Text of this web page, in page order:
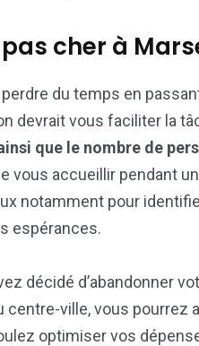
cher à
du temps en
devrait vous faciliter la
que le nombre de
vous accueillir pendant
notamment pour
espérances.
décidé d’abandonner
centre-ville, vous pourrez
optimiser vos